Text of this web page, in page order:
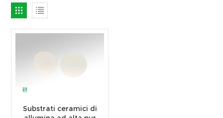
Substrati ceramici di